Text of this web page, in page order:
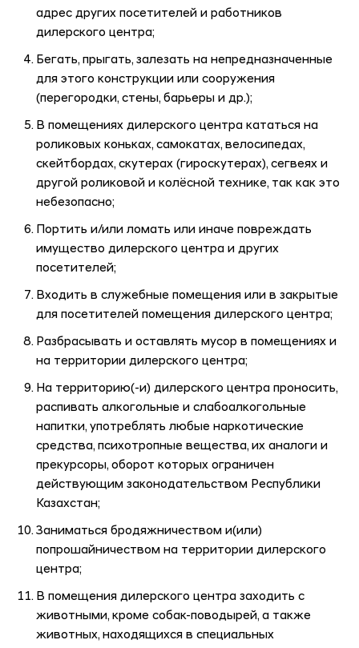
адрес других посетителей и работников
дилерского центра;
Бегать, прыгать, залезать на непредназначенные
для этого конструкции или сооружения
(перегородки, стены, барьеры и др.);
В помещениях дилерского центра кататься на
роликовых коньках, самокатах, велосипедах,
скейтбордах, скутерах (гироскутерах), сегвеях и
другой роликовой и колёсной технике, так как это
небезопасно;
Портить и/или ломать или иначе повреждать
имущество дилерского центра и других
посетителей;
Входить в служебные помещения или в закрытые
для посетителей помещения дилерского центра;
Разбрасывать и оставлять мусор в помещениях и
на территории дилерского центра;
На территорию(-и) дилерского центра проносить,
распивать алкогольные и слабоалкогольные
напитки, употреблять любые наркотические
средства, психотропные вещества, их аналоги и
прекурсоры, оборот которых ограничен
действующим законодательством Республики
Казахстан;
Заниматься бродяжничеством и(или)
попрошайничеством на территории дилерского
центра;
В помещения дилерского центра заходить с
животными, кроме собак-поводырей, а также
животных, находящихся в специальных